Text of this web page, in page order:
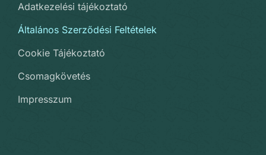
Adatkezelési tájékoztató
Általános Szerződési Feltételek
Cookie Tájékoztató
Csomagkövetés
Impresszum